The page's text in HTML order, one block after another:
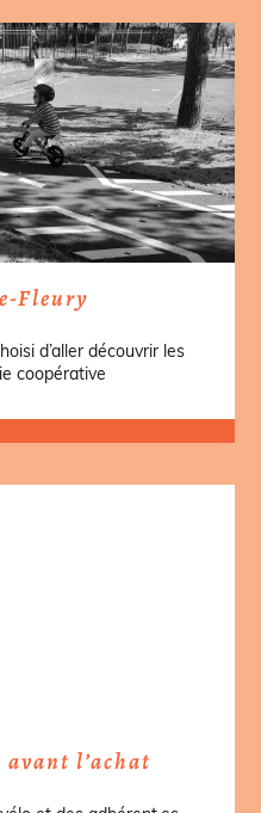
Fleury
d’aller découvrir les
coopérative
avant l’achat